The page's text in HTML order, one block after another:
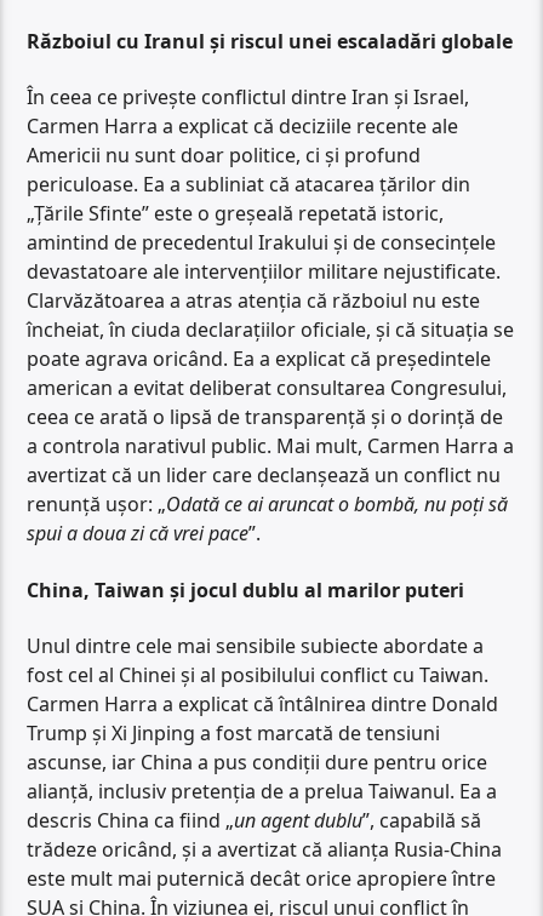
Războiul cu Iranul și riscul unei escaladări globale
În ceea ce privește conflictul dintre Iran și Israel,
Carmen Harra a explicat că deciziile recente ale
Americii nu sunt doar politice, ci și profund
periculoase. Ea a subliniat că atacarea țărilor din
„Țările Sfinte” este o greșeală repetată istoric,
amintind de precedentul Irakului și de consecințele
devastatoare ale intervențiilor militare nejustificate.
Clarvăzătoarea a atras atenția că războiul nu este
încheiat, în ciuda declarațiilor oficiale, și că situația se
poate agrava oricând. Ea a explicat că președintele
american a evitat deliberat consultarea Congresului,
ceea ce arată o lipsă de transparență și o dorință de
a controla narativul public. Mai mult, Carmen Harra a
avertizat că un lider care declanșează un conflict nu
renunță ușor: „Odată ce ai aruncat o bombă, nu poți să
spui a doua zi că vrei pace”.
China, Taiwan și jocul dublu al marilor puteri
Unul dintre cele mai sensibile subiecte abordate a
fost cel al Chinei și al posibilului conflict cu Taiwan.
Carmen Harra a explicat că întâlnirea dintre Donald
Trump și Xi Jinping a fost marcată de tensiuni
ascunse, iar China a pus condiții dure pentru orice
alianță, inclusiv pretenția de a prelua Taiwanul. Ea a
descris China ca fiind „un agent dublu”, capabilă să
trădeze oricând, și a avertizat că alianța Rusia-China
este mult mai puternică decât orice apropiere între
SUA și China. În viziunea ei, riscul unui conflict în